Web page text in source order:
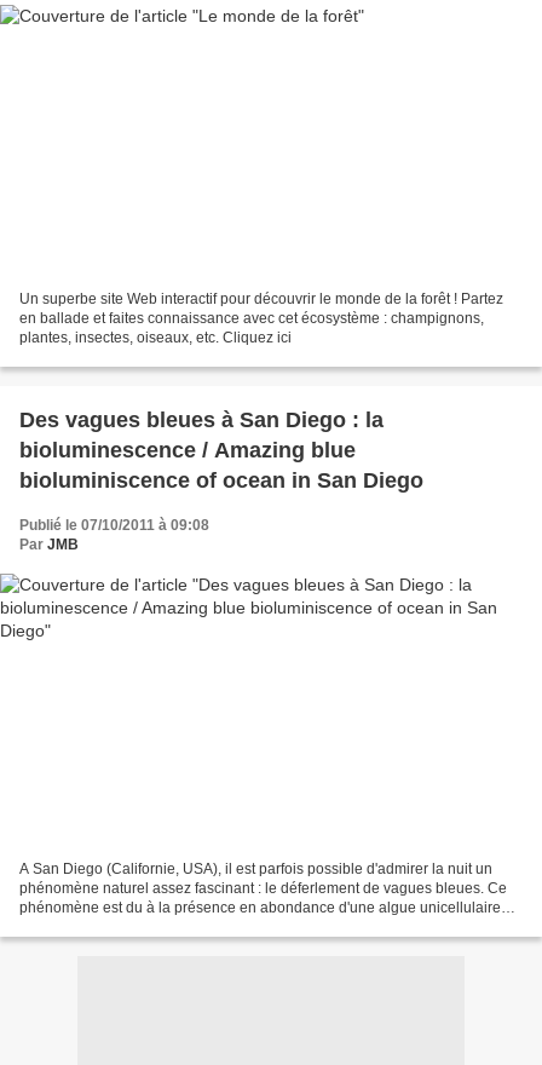
Un superbe site Web interactif pour découvrir le monde de la forêt ! Partez
en ballade et faites connaissance avec cet écosystème : champignons,
plantes, insectes, oiseaux, etc. Cliquez ici
Des vagues bleues à San Diego : la
bioluminescence / Amazing blue
bioluminiscence of ocean in San Diego
Publié le 07/10/2011 à 09:08
Par JMB
A San Diego (Californie, USA), il est parfois possible d'admirer la nuit un
phénomène naturel assez fascinant : le déferlement de vagues bleues. Ce
phénomène est du à la présence en abondance d'une algue unicellulaire